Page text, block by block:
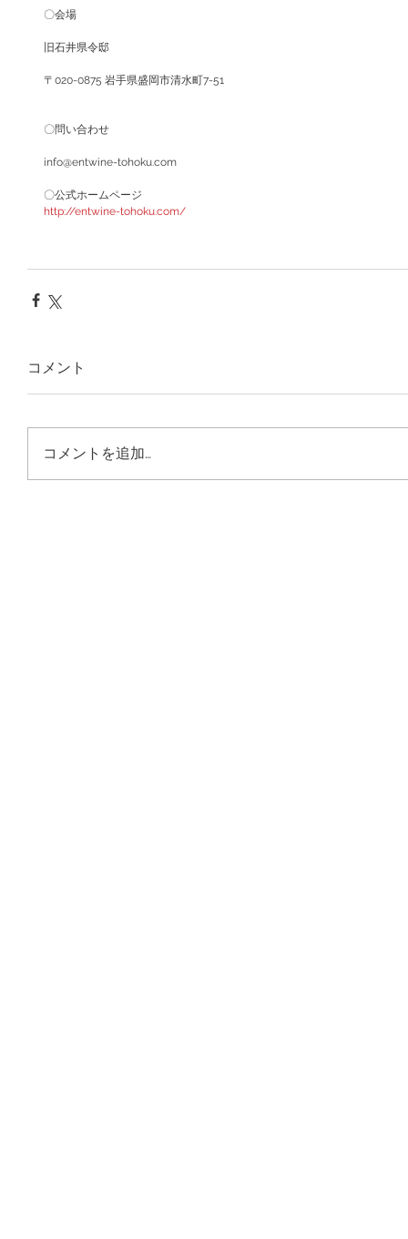
〇会場
旧石井県令邸
〒020-0875 岩手県盛岡市清水町7-51
〇問い合わせ
info@entwine-tohoku.com
〇公式ホームページ
http://entwine-tohoku.com/
コメント
コメントを追加…